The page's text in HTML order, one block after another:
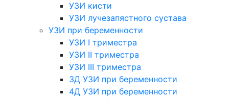
УЗИ кисти
УЗИ лучезапястного сустава
УЗИ при беременности
УЗИ I триместра
УЗИ II триместра
УЗИ III триместра
3Д УЗИ при беременности
4Д УЗИ при беременности